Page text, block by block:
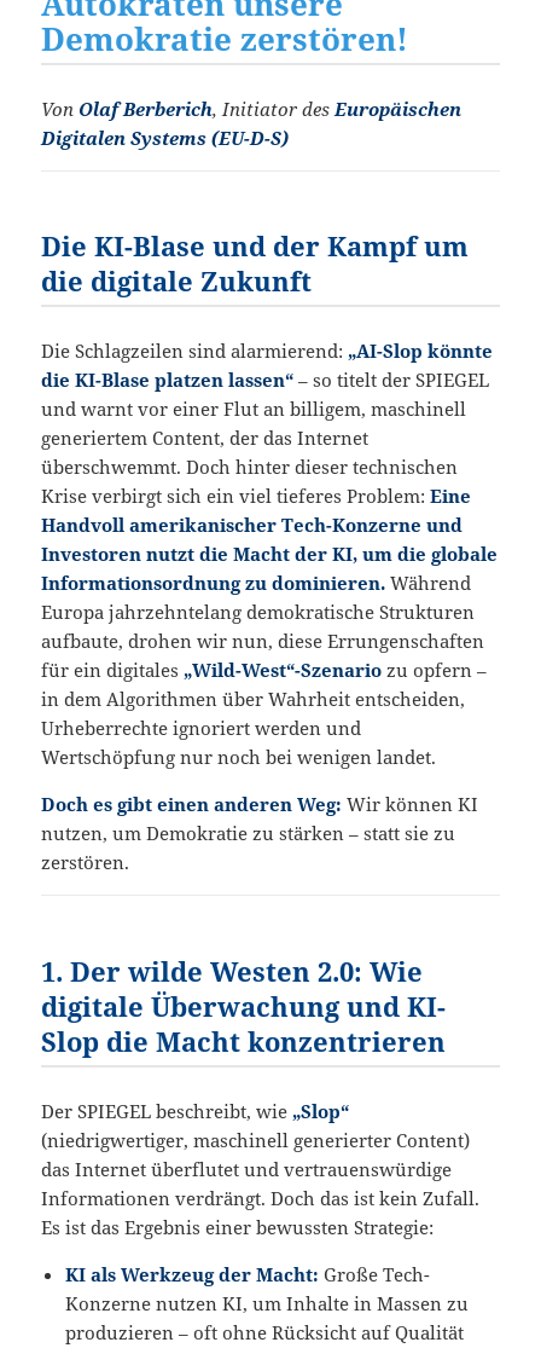
Demokratie zerstören!
Von Olaf Berberich, Initiator des Europäischen
Digitalen Systems (EU-D-S)
Die KI-Blase und der Kampf um
die digitale Zukunft
Die Schlagzeilen sind alarmierend: „AI-Slop könnte
die KI-Blase platzen lassen“ – so titelt der SPIEGEL
und warnt vor einer Flut an billigem, maschinell
generiertem Content, der das Internet
überschwemmt. Doch hinter dieser technischen
Krise verbirgt sich ein viel tieferes Problem:Eine
Handvoll amerikanischer Tech-Konzerne und
Investoren nutzt die Macht der KI, um die globale
Informationsordnung zu dominieren. Während
Europa jahrzehntelang demokratische Strukturen
aufbaute, drohen wir nun, diese Errungenschaften
für ein digitales „Wild-West“-Szenario zu opfern –
in dem Algorithmen über Wahrheit entscheiden,
Urheberrechte ignoriert werden und
Wertschöpfung nur noch bei wenigen landet.
Doch es gibt einen anderen Weg: Wir können KI
nutzen, um Demokratie zu stärken – statt sie zu
zerstören.
1. Der wilde Westen 2.0: Wie
digitale Überwachung und KI-
Slop die Macht konzentrieren
Der SPIEGEL beschreibt, wie „Slop“
(niedrigwertiger, maschinell generierter Content)
das Internet überflutet und vertrauenswürdige
Informationen verdrängt. Doch das ist kein Zufall.
Es ist das Ergebnis einer bewussten Strategie:
KI als Werkzeug der Macht: Große Tech-
Konzerne nutzen KI, um Inhalte in Massen zu
produzieren – oft ohne Rücksicht auf Qualität